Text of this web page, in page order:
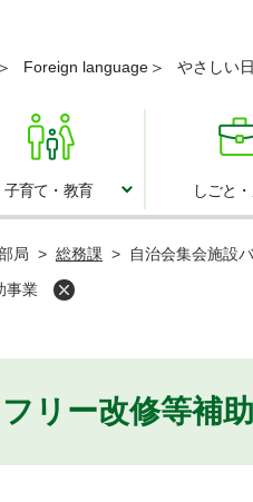
Foreign language やさしい
子育て・教育 しごと
局 > 総務課 > 自治会集会施設
事業
リー改修等補